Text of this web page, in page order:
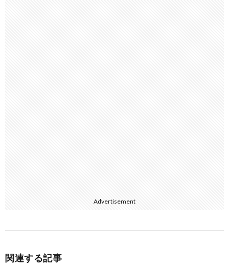
Advertisement
関連する記事